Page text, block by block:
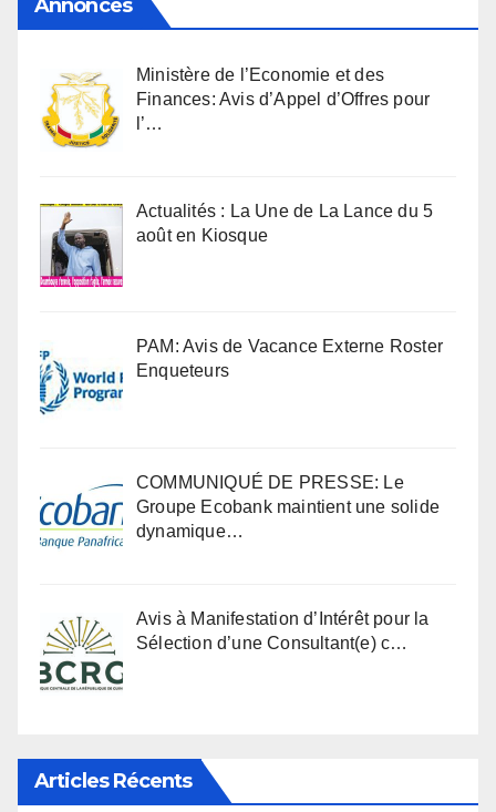
Annonces
Ministère de l’Economie et des
Finances: Avis d’Appel d’Offres pour
l’…
Actualités : La Une de La Lance du 5
août en Kiosque
PAM: Avis de Vacance Externe Roster
Enqueteurs
COMMUNIQUÉ DE PRESSE: Le
Groupe Ecobank maintient une solide
dynamique…
Avis à Manifestation d’Intérêt pour la
Sélection d’une Consultant(e) c…
Articles Récents